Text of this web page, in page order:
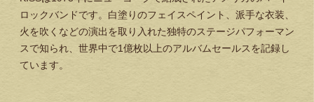
ロックバンドです。白塗りのフェイスペイント、派手な衣装、
火を吹くなどの演出を取り入れた独特のステージパフォーマン
スで知られ、世界中で1億枚以上のアルバムセールスを記録し
ています。